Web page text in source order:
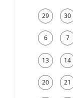
29 30
6 7
13 14
20 21